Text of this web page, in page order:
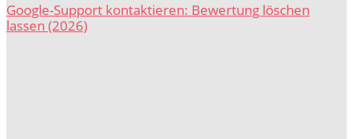
Google-Support kontaktieren: Bewertung löschen
lassen (2026)